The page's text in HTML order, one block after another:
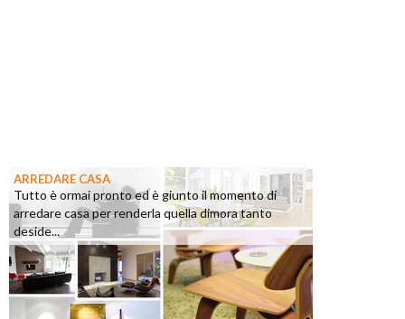
ARREDARE CASA
Tutto è ormai pronto ed è giunto il momento di
arredare casa per renderla quella dimora tanto
deside...